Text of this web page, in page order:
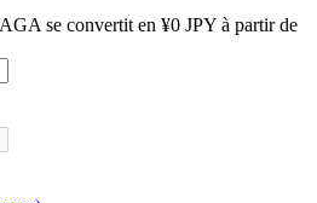
se convertit en ¥0 JPY à partir de